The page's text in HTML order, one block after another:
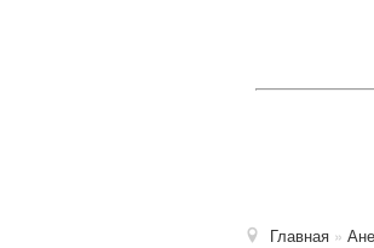
Главная »